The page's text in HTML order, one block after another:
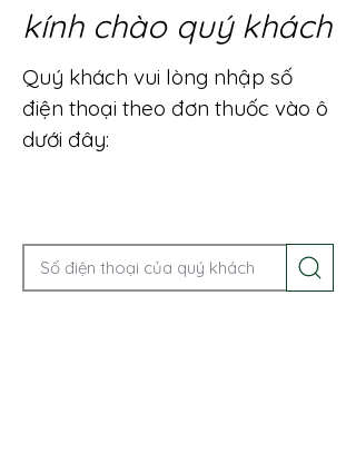
kính chào quý khách
Quý khách vui lòng nhập số
điện thoại theo đơn thuốc vào ô
dưới đây: